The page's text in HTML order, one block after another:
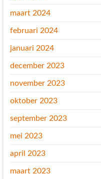
maart 2024
februari 2024
januari 2024
december 2023
november 2023
oktober 2023
september 2023
mei 2023
april 2023
maart 2023